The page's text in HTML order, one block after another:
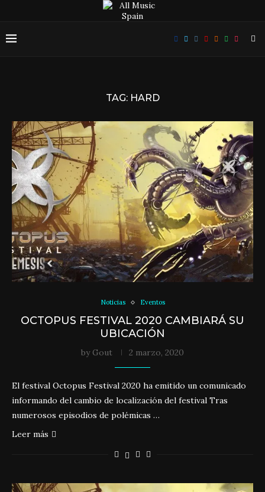
TAG: HARD
Noticias Eventos
OCTOPUS FESTIVAL 2020 CAMBIARÁ SU
UBICACIÓN
by Gout 2 marzo, 2020
El festival Octopus Festival 2020 ha emitido un comunicado
informando del cambio de localización del festival Tras
numerosos episodios de polémicas …
Leer más